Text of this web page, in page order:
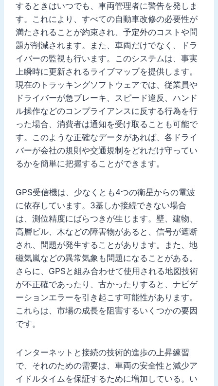
するときはいつでも、車両管理者に警告を発しま
す。これにより、すべての自動車改修の必要性が
満たされることが約束され、予定外のコストや問
題が削減されます。また、車両だけでなく、ドラ
イバーの監視も行います。このシステムは、事実
上瞬時に更新されるライブマップを提供します。
現在のトラッキングソフトウェアでは、従業員や
ドライバーが急ブレーキ、スピード違反、ハンド
ル操作などのコンプライアンスに反する行為を行
った場合、消費者は通知を受け取ることも可能で
す。このような正確なデータがあれば、各ドライ
バーが会社の規則や交通規制をどれだけ守ってい
るかを簡単に把握することができます。
GPS受信機は、少なくとも4つの衛星からの電波
に依存しています。3基しか接続できない場合
は、測位精度にばらつきが生じます。壁、建物、
高層ビル、木などの障害物があると、信号が遮断
され、問題が発生することがあります。また、地
磁気嵐などの異常気象も問題になることがある。
さらに、GPSと組み合わせて使用される地図技術
が不正確であったり、古かったりすると、ナビゲ
ーションエラーを引き起こす可能性があります。
これらは、市場の成長を阻害するいくつかの要因
です。
インターネットと接続の技術的進歩の上昇練習
で、それのための需要は、車両の安全性と減少ア
イドルタイムを保証するために増加している。い